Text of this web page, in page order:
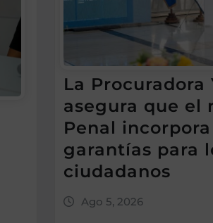
La Procuradora
asegura que el
Penal
garantías para
ciudadanos
Ago 5, 2026